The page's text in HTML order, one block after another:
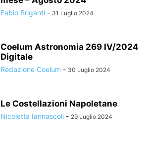
Fabio Briganti - 31 Luglio 2024
Coelum Astronomia 269 IV/2024
Digitale
Redazione Coelum - 30 Luglio 2024
Le Costellazioni Napoletane
Nicoletta Iannascoli - 29 Luglio 2024